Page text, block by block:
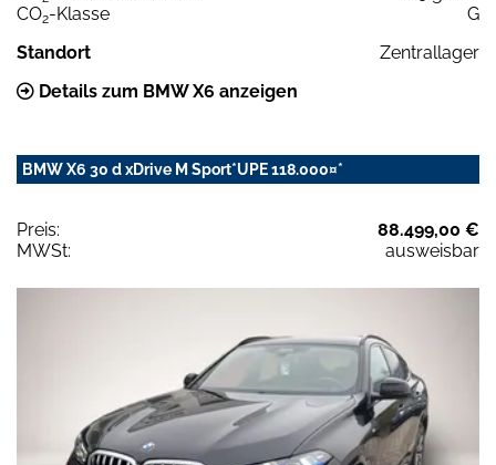
CO2-Klasse
G
Standort
Zentrallager
Details zum BMW X6 anzeigen
BMW X6 30 d xDrive M Sport*UPE 118.000¤*
Preis:
88.499,00 €
MWSt:
ausweisbar